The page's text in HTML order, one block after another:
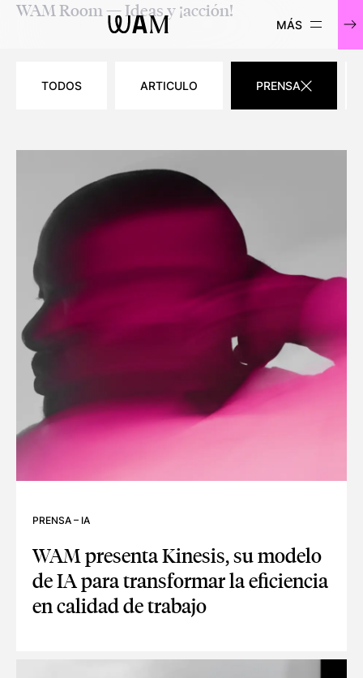
WAM
WAM Room — Ideas y ¡acción!
TODOS ARTICULO PRENSA
PRENSA – IA
WAM presenta Kinesis, su modelo
de IA para transformar la eficiencia
en calidad de trabajo